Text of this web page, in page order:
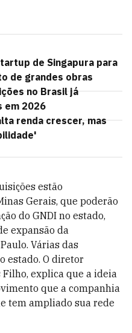
de Singapura para
de grandes obras
no Brasil já
em 2026
renda crescer, mas
estão
Gerais, que poderão
do GNDI no estado,
expansão da
Várias das
estado. O diretor
explica que a ideia
que a companhia
tem ampliado sua rede